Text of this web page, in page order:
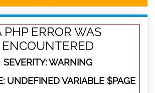
PHP ERROR WAS
ENCOUNTERED
SEVERITY: WARNING
UNDEFINED VARIABLE $PAGE